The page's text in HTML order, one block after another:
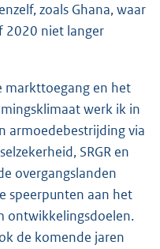
zoals Ghana, waar
2020 niet langer
markttoegang en het
werk ik in
armoedebestrijding via
SRGR en
overgangslanden
speerpunten aan het
ontwikkelingsdoelen.
de komende jaren